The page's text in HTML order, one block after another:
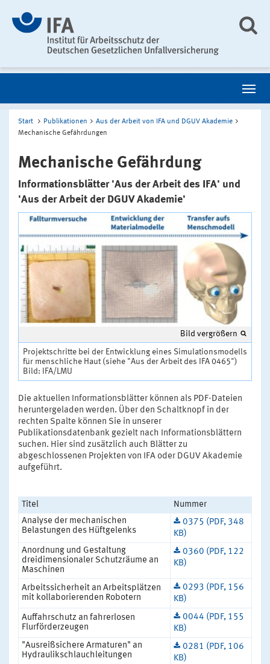
Start Publikationen
Aus der Arbeit von IFA und DGUV Akademie
Mechanische Gefährdungen
Mechanische Gefährdung
Informationsblätter 'Aus der Arbeit des IFA' und
'Aus der Arbeit der DGUV Akademie'
Bild vergrößern
Projektschritte bei der Entwicklung eines Simulationsmodells
für menschliche Haut (siehe "Aus der Arbeit des IFA 0465")
Bild: IFA/LMU
Die aktuellen Informationsblätter können als PDF-Dateien
heruntergeladen werden. Über den Schaltknopf in der
rechten Spalte können Sie in unserer
Publikationsdatenbank gezielt nach Informationsblättern
suchen. Hier sind zusätzlich auch Blätter zu
abgeschlossenen Projekten von IFA oder DGUV Akademie
aufgeführt.
Titel
Nummer
Analyse der mechanischen
Belastungen des Hüftgelenks
0375 (PDF, 348
KB)
Anordnung und Gestaltung
dreidimensionaler Schutzräume an
Maschinen
0360 (PDF, 122
KB)
Arbeitssicherheit an Arbeitsplätzen
mit kollaborierenden Robotern
0293 (PDF, 156
KB)
Auffahrschutz an fahrerlosen
Flurförderzeugen
0044 (PDF, 155
KB)
"Ausreißsichere Armaturen" an
Hydraulikschlauchleitungen
0281 (PDF, 106
KB)